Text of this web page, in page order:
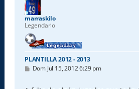
marraskilo
Legendario
PLANTILLA 2012 - 2013
M
Dom Jul 15, 2012 6:29 pm